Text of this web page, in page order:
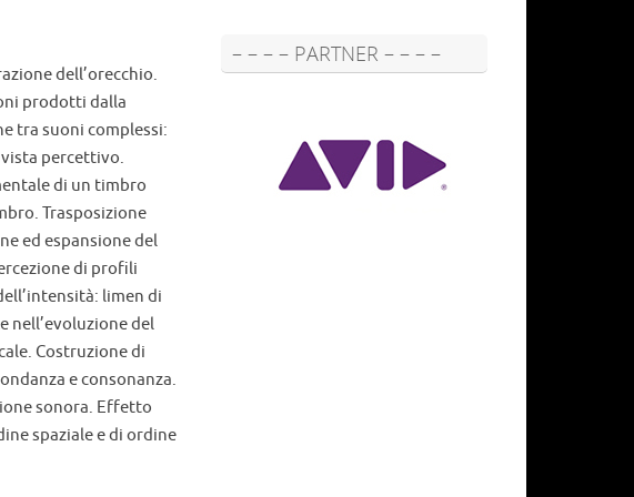
dell’orecchio.
prodotti dalla
tra suoni complessi:
percettivo.
di un timbro
Trasposizione
ed espansione del
di profili
limen di
nell’evoluzione del
Costruzione di
e consonanza.
sonora. Effetto
spaziale e di ordine
– – – – PARTNER – – – –